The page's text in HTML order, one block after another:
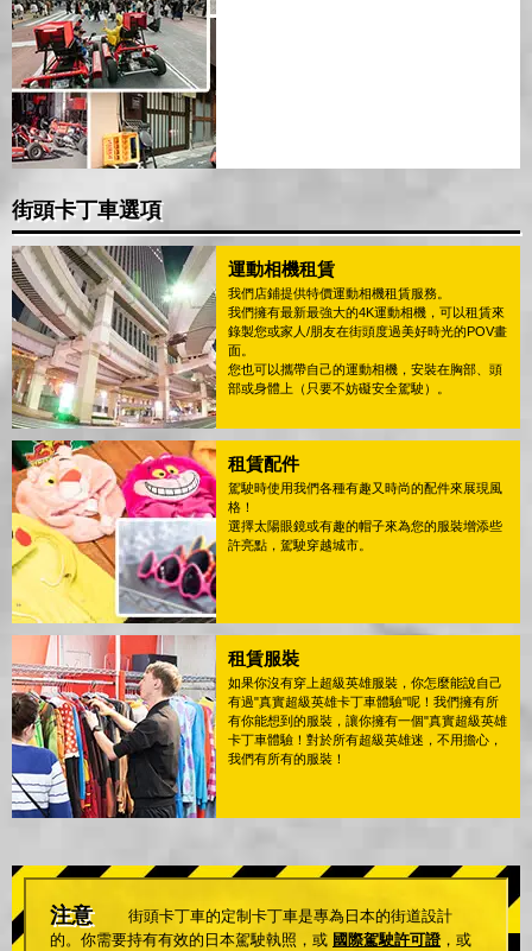
街頭卡丁車選項
運動相機租賃
我們店鋪提供特價運動相機租賃服務。
我們擁有最新最強大的4K運動相機，可以租賃來
錄製您或家人/朋友在街頭度過美好時光的POV畫
面。
您也可以攜帶自己的運動相機，安裝在胸部、頭
部或身體上（只要不妨礙安全駕駛）。
租賃配件
駕駛時使用我們各種有趣又時尚的配件來展現風
格！
選擇太陽眼鏡或有趣的帽子來為您的服裝增添些
許亮點，駕駛穿越城市。
租賃服裝
如果你沒有穿上超級英雄服裝，你怎麼能說自己
有過"真實超級英雄卡丁車體驗"呢！我們擁有所
有你能想到的服裝，讓你擁有一個"真實超級英雄
卡丁車體驗！對於所有超級英雄迷，不用擔心，
我們有所有的服裝！
注意
街頭卡丁車的定制卡丁車是專為日本的街道設計
的。你需要持有有效的日本駕駛執照，或 國際駕駛許可證，或